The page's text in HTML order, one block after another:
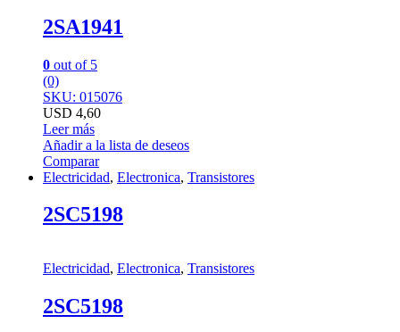
2SA1941
0 out of 5
(0)
SKU: 015076
USD 4,60
Leer más
Añadir a la lista de deseos
Comparar
Electricidad, Electronica, Transistores
2SC5198
Electricidad, Electronica, Transistores
2SC5198